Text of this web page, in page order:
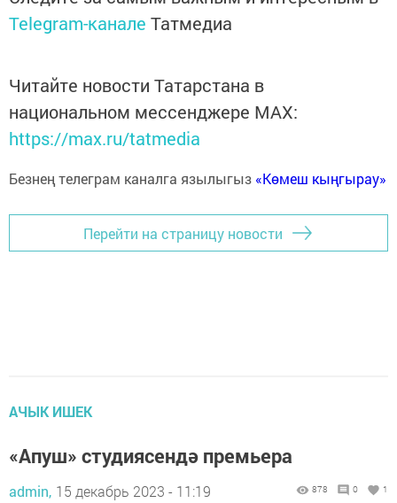
Telegram-канале Татмедиа
Читайте новости Татарстана в
национальном мессенджере MАХ:
https://max.ru/tatmedia
Безнең телеграм каналга язылыгыз «Көмеш кыңгырау»
Перейти на страницу новости
АЧЫК ИШЕК
«Апуш» студиясендә премьера
admin, 15 декабрь 2023 - 11:19 878 0 1